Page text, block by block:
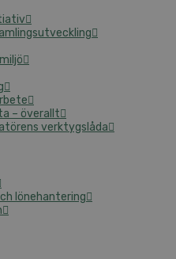
– överallt
verktygslåda
lönehantering